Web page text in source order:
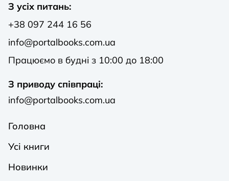
З усіх питань:
+38 097 244 16 56
info@portalbooks.com.ua
Працюємо в будні з 10:00 до 18:00
З приводу співпраці:
info@portalbooks.com.ua
Головна
Усі книги
Новинки